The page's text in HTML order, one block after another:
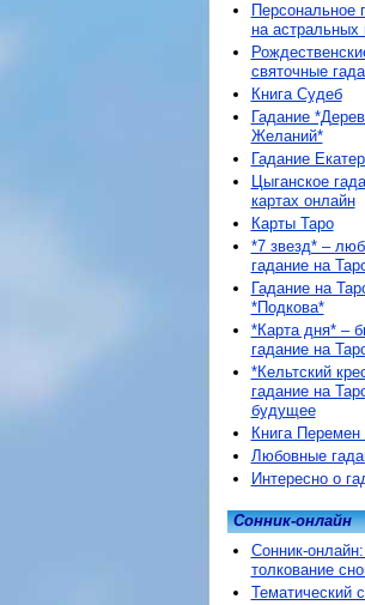
Персональное
на астральных
святочные
Книга Судеб
Гадание
Желаний*
Гадание
Цыганское
картах онлайн
Карты Таро
*7 звезд* –
гадание на
Гадание на
*Подкова*
*Карта дня* –
гадание на
*Кельтский
гадание на
будущее
Книга Перемен
Любовные
Интересно о
Сонник-онлайн
Сонник-
толкование
Тематический